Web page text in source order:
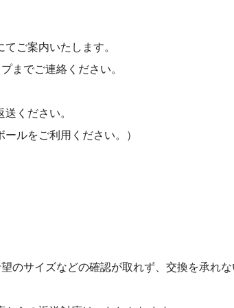
ご案内いたします。
までご連絡ください。
ください。
ルをご利用ください。）
のサイズなどの確認が取れず、交換を承れな